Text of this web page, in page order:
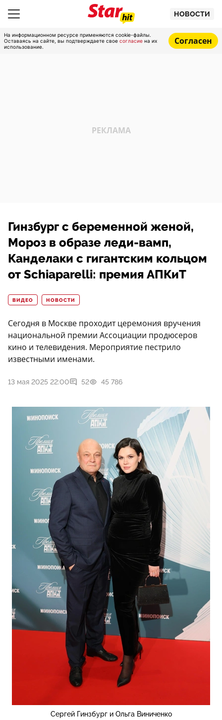
НОВОСТИ
На информационном ресурсе применяются cookie-файлы.
Оставаясь на сайте, вы подтверждаете свое согласие на их
использование.
Согласен
Гинзбург с беременной женой,
Мороз в образе леди-вамп,
Канделаки с гигантским кольцом
от Schiaparelli: премия АПКиТ
ВИДЕО НОВОСТИ
Сегодня в Москве проходит церемония вручения
национальной премии Ассоциации продюсеров
кино и телевидения. Мероприятие пестрило
известными именами.
13 мая 2025 22:00 52 45 786
Сергей Гинзбург и Ольга Виниченко